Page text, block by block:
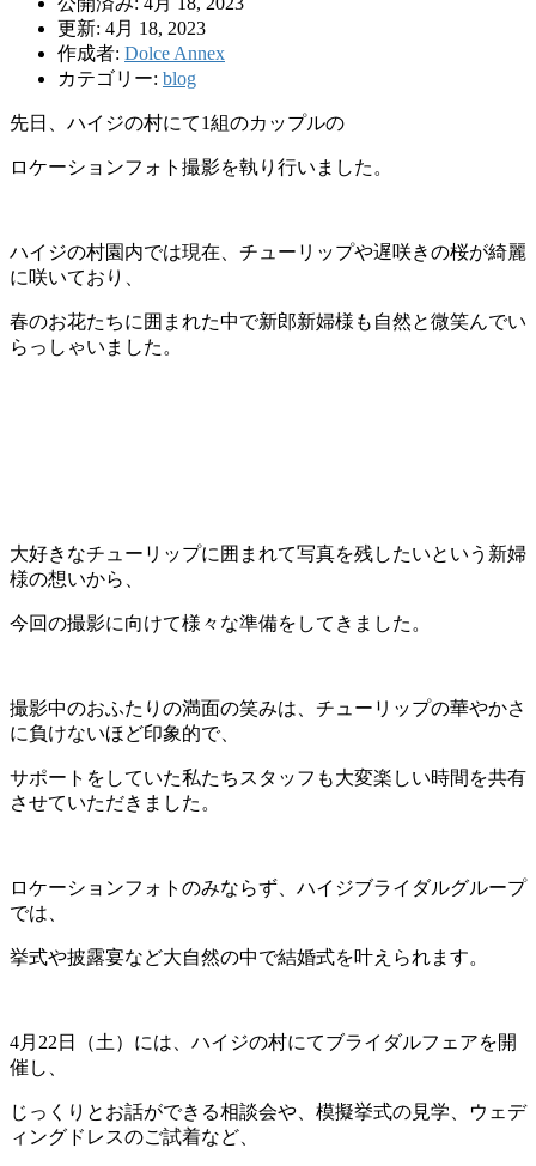
更新: 4月 18, 2023
作成者: Dolce Annex
カテゴリー: blog
先日、ハイジの村にて1組のカップルの
ロケーションフォト撮影を執り行いました。
ハイジの村園内では現在、チューリップや遅咲きの桜が綺麗
に咲いており、
春のお花たちに囲まれた中で新郎新婦様も自然と微笑んでい
らっしゃいました。
大好きなチューリップに囲まれて写真を残したいという新婦
様の想いから、
今回の撮影に向けて様々な準備をしてきました。
撮影中のおふたりの満面の笑みは、チューリップの華やかさ
に負けないほど印象的で、
サポートをしていた私たちスタッフも大変楽しい時間を共有
させていただきました。
ロケーションフォトのみならず、ハイジブライダルグループ
では、
挙式や披露宴など大自然の中で結婚式を叶えられます。
4月22日（土）には、ハイジの村にてブライダルフェアを開
催し、
じっくりとお話ができる相談会や、模擬挙式の見学、ウェデ
ィングドレスのご試着など、